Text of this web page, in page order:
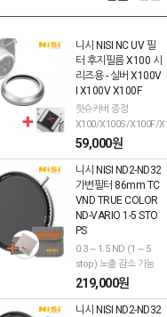
X100VI
니시 NISI NC UV 필
터 후지필름 X100 시
리즈용 - 실버 X100V
I X100V X100F
핫슈커버 증정
X100/X100S/X100F/
59,000원
니시 NISI ND2-ND32
가변필터 86mm TC
VND TRUE COLOR
ND-VARIO 1-5 STO
PS
0.3 ~ 1.5 ND (1 ~ 5
stop) 노출 감소 가능
219,000원
니시 NISI ND2-ND32